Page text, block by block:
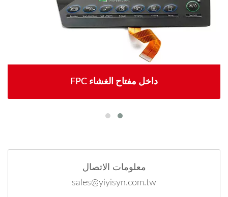
FPC داخل مفتاح الغشاء
معلومات الاتصال
sales@yiyisyn.com.tw